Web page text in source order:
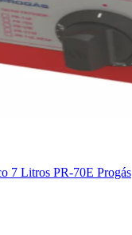
7 Litros PR-70E Progás